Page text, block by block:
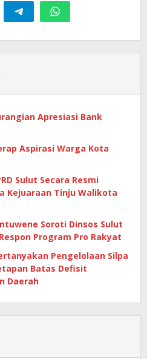
Apresiasi Bank
Aspirasi Warga Kota
Sulut Secara Resmi
Kejuaraan Tinju Walikota
Soroti Dinsos Sulut
Program Pro Rakyat
Pengelolaan Silpa
Batas Defisit
Daerah